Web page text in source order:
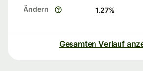
Ändern 1.27%
Gesamten Verlauf